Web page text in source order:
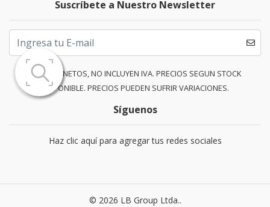
Suscríbete a Nuestro Newsletter
PRECIOS NETOS, NO INCLUYEN IVA. PRECIOS SEGUN STOCK
DISPONIBLE. PRECIOS PUEDEN SUFRIR VARIACIONES.
Síguenos
Haz clic aquí para agregar tus redes sociales
© 2026 LB Group Ltda..